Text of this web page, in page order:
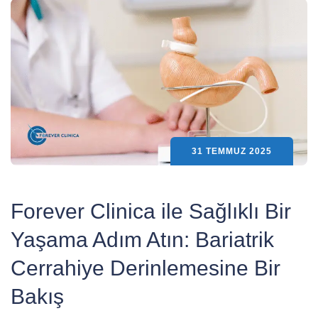
31 TEMMUZ 2025
Forever Clinica ile Sağlıklı Bir
Yaşama Adım Atın: Bariatrik
Cerrahiye Derinlemesine Bir
Bakış